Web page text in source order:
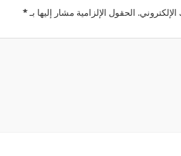
الحقول الإلزامية مشار إليها بـ*